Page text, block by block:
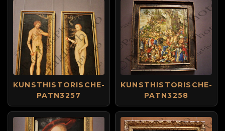
KUNSTHISTORISCHE-
PATN3257
KUNSTHISTORISCHE-
PATN3258